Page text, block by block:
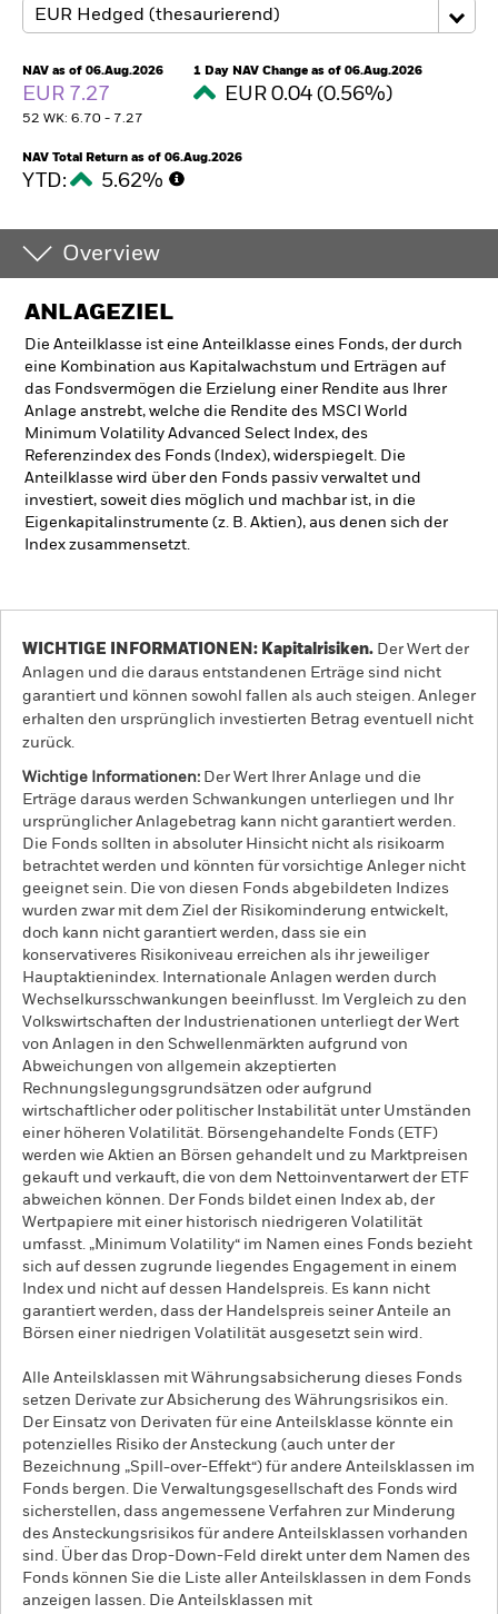
NAV as of 06.Aug.2026
EUR 7.27
52 WK: 6.70 - 7.27
1 Day NAV Change as of 06.Aug.2026
EUR 0.04 (0.56%)
NAV Total Return as of 06.Aug.2026
YTD: 5.62%
Overview
ANLAGEZIEL
Die Anteilklasse ist eine Anteilklasse eines Fonds, der durch
eine Kombination aus Kapitalwachstum und Erträgen auf
das Fondsvermögen die Erzielung einer Rendite aus Ihrer
Anlage anstrebt, welche die Rendite des MSCI World
Minimum Volatility Advanced Select Index, des
Referenzindex des Fonds (Index), widerspiegelt. Die
Anteilklasse wird über den Fonds passiv verwaltet und
investiert, soweit dies möglich und machbar ist, in die
Eigenkapitalinstrumente (z. B. Aktien), aus denen sich der
Index zusammensetzt.
WICHTIGE INFORMATIONEN: Kapitalrisiken. Der Wert der
Anlagen und die daraus entstandenen Erträge sind nicht
garantiert und können sowohl fallen als auch steigen. Anleger
erhalten den ursprünglich investierten Betrag eventuell nicht
zurück.
Wichtige Informationen: Der Wert Ihrer Anlage und die
Erträge daraus werden Schwankungen unterliegen und Ihr
ursprünglicher Anlagebetrag kann nicht garantiert werden.
Die Fonds sollten in absoluter Hinsicht nicht als risikoarm
betrachtet werden und könnten für vorsichtige Anleger nicht
geeignet sein. Die von diesen Fonds abgebildeten Indizes
wurden zwar mit dem Ziel der Risikominderung entwickelt,
doch kann nicht garantiert werden, dass sie ein
konservativeres Risikoniveau erreichen als ihr jeweiliger
Hauptaktienindex. Internationale Anlagen werden durch
Wechselkursschwankungen beeinflusst. Im Vergleich zu den
Volkswirtschaften der Industrienationen unterliegt der Wert
von Anlagen in den Schwellenmärkten aufgrund von
Abweichungen von allgemein akzeptierten
Rechnungslegungsgrundsätzen oder aufgrund
wirtschaftlicher oder politischer Instabilität unter Umständen
einer höheren Volatilität. Börsengehandelte Fonds (ETF)
werden wie Aktien an Börsen gehandelt und zu Marktpreisen
gekauft und verkauft, die von dem Nettoinventarwert der ETF
abweichen können. Der Fonds bildet einen Index ab, der
Wertpapiere mit einer historisch niedrigeren Volatilität
umfasst. „Minimum Volatility“ im Namen eines Fonds bezieht
sich auf dessen zugrunde liegendes Engagement in einem
Index und nicht auf dessen Handelspreis. Es kann nicht
garantiert werden, dass der Handelspreis seiner Anteile an
Börsen einer niedrigen Volatilität ausgesetzt sein wird.
Alle Anteilsklassen mit Währungsabsicherung dieses Fonds
setzen Derivate zur Absicherung des Währungsrisikos ein.
Der Einsatz von Derivaten für eine Anteilsklasse könnte ein
potenzielles Risiko der Ansteckung (auch unter der
Bezeichnung „Spill-over-Effekt“) für andere Anteilsklassen im
Fonds bergen. Die Verwaltungsgesellschaft des Fonds wird
sicherstellen, dass angemessene Verfahren zur Minderung
des Ansteckungsrisikos für andere Anteilsklassen vorhanden
sind. Über das Drop-Down-Feld direkt unter dem Namen des
Fonds können Sie die Liste aller Anteilsklassen in dem Fonds
anzeigen lassen. Die Anteilsklassen mit